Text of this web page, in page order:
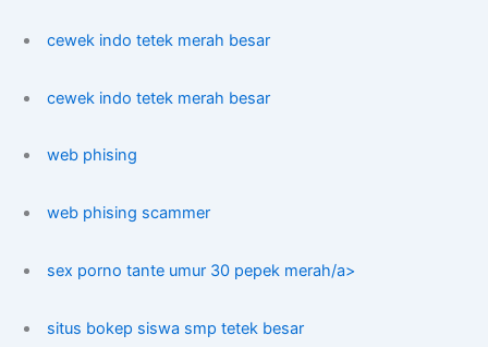
cewek indo tetek merah besar
cewek indo tetek merah besar
web phising
web phising scammer
sex porno tante umur 30 pepek merah/a>
situs bokep siswa smp tetek besar